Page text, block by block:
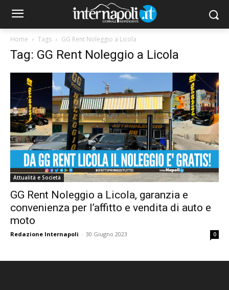
Home Tags GG Rent Noleggio a Licola
Tag: GG Rent Noleggio a Licola
Attualità e Società
GG Rent Noleggio a Licola, garanzia e
convenienza per l’affitto e vendita di auto e
moto
Redazione Internapoli - 30 Giugno 2023 0